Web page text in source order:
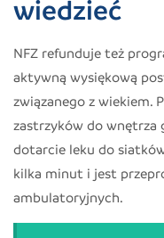
wiedzieć
NFZ refunduje też
aktywną wysiękową
związanego z wiekiem.
zastrzyków do wnętrza
dotarcie leku do
kilka minut i jest
ambulatoryjnych.